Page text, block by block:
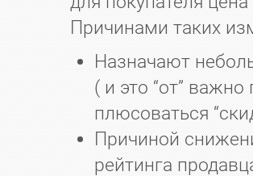
Причинами таких
Назначают
( и это “от”
плюсоваться
Причиной
рейтинга